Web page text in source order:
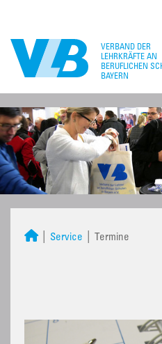
Service Termine